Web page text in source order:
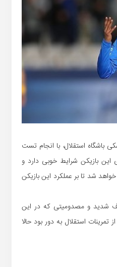
باشگاه استقلال، با انجام تست
بازیکن شرایط خوبی دارد و
شد تا بر عملکرد این بازیکن
شدید و مصدومیتی که در این
شد حدود ۴ ماه از تمرینات استقلال به دور بود حالا